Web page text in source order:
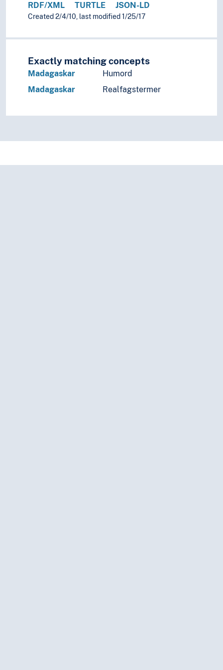
RDF/XML TURTLE JSON-LD
Created 2/4/10, last modified 1/25/17
Exactly matching concepts
Madagaskar
Humord
Madagaskar
Realfagstermer